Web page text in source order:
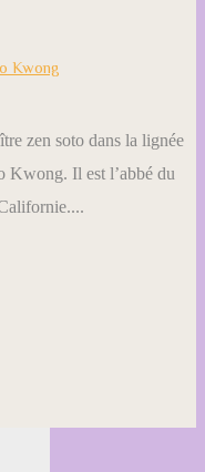
Kwong
zen soto dans la lignée
Kwong. Il est l’abbé du